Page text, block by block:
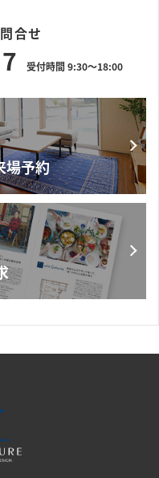
合せ
受付時間 9:30～18:00